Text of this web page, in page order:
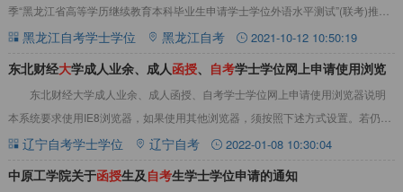
季“黑龙江省高等学历继续教育本科毕业生申请学士学位外语水平测试”(联考)推迟
进行，考虑到部分学生还有补报
黑龙江自考学士学位 黑龙江自考 2021-10-12 10:50:19
东北财经大学成人业余、成人函授、 自考学士学位网上申请使用浏览
器说明东北财经大学成人业余、成人函授、自考学士学位网上申请使用浏览器说明
本系统要求使用IE8浏览器，如果使用其他浏览器，须按照下述方式设置。若仍存
在问题，请重新安装IE8浏览器。Goog
辽宁自考学士学位 辽宁自考 2022-01-08 10:30:04
中原工学院关于函授生及自考生学士学位申请的通知